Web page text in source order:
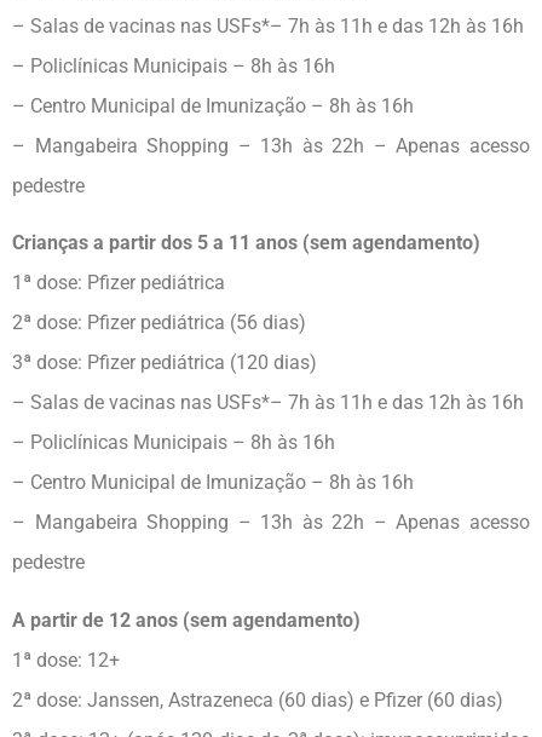
– Salas de vacinas nas USFs*– 7h às 11h e das 12h às 16h
– Policlínicas Municipais – 8h às 16h
– Centro Municipal de Imunização – 8h às 16h
– Mangabeira Shopping – 13h às 22h – Apenas acesso
pedestre
Crianças a partir dos 5 a 11 anos (sem agendamento)
1ª dose: Pfizer pediátrica
2ª dose: Pfizer pediátrica (56 dias)
3ª dose: Pfizer pediátrica (120 dias)
– Salas de vacinas nas USFs*– 7h às 11h e das 12h às 16h
– Policlínicas Municipais – 8h às 16h
– Centro Municipal de Imunização – 8h às 16h
– Mangabeira Shopping – 13h às 22h – Apenas acesso
pedestre
A partir de 12 anos (sem agendamento)
1ª dose: 12+
2ª dose: Janssen, Astrazeneca (60 dias) e Pfizer (60 dias)